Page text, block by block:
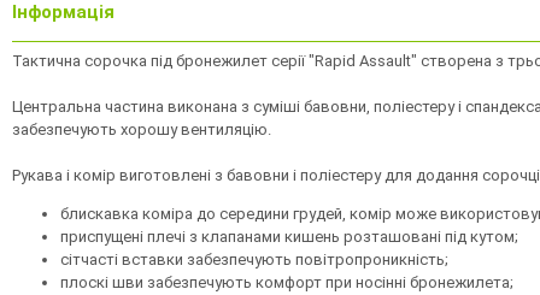
Інформація
Тактична сорочка під бронежилет серії "Rapid Assault" створена з
Центральна частина виконана з суміші бавовни, поліестеру і
забезпечують хорошу вентиляцію.
Рукава і комір виготовлені з бавовни і поліестеру для додання
блискавка коміра до середини грудей, комір може
приспущені плечі з клапанами кишень розташовані під кутом;
сітчасті вставки забезпечують повітропроникність;
плоскі шви забезпечують комфорт при носінні бронежилета;